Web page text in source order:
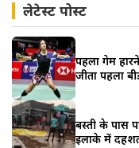
लेटेस्ट पोस्ट
पहला गेम
जीता पहला
बस्ती के पास
इलाके में